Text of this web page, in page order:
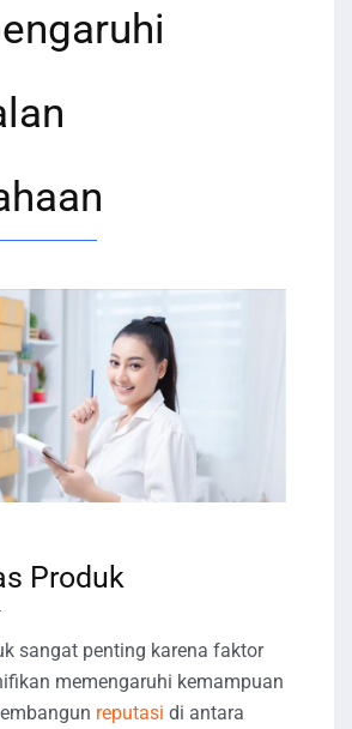
Produk
sangat penting karena faktor
memengaruhi kemampuan
reputasi di antara